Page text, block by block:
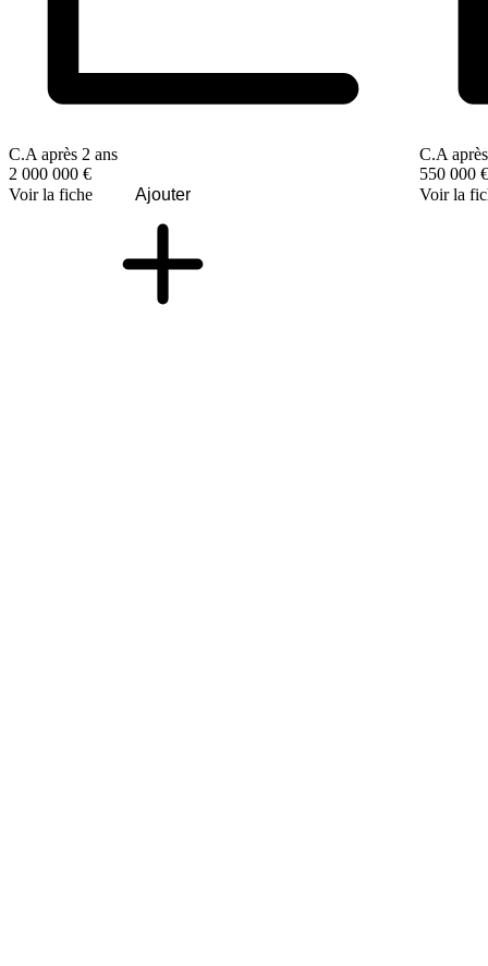
C.A après 2 ans
2 000 000 €
Voir la fiche
Ajouter
C.A
550 000 €
Voir la